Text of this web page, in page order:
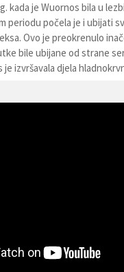
kada je Wuornos bila u
periodu počela je i ubijati
Ovo je preokrenulo
bile ubijane od strane
je izvršavala djela